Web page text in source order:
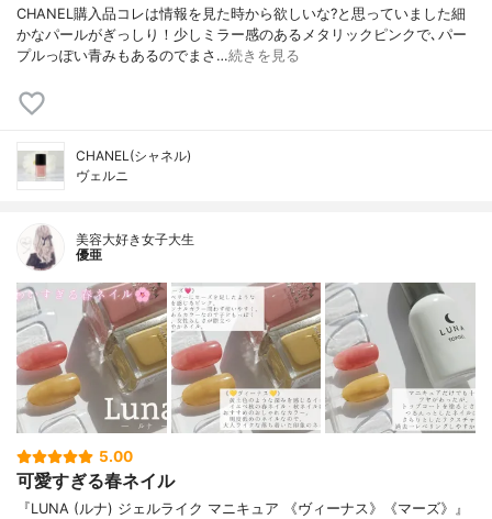
CHANEL購入品コレは情報を見た時から欲しいな?と思っていました細
かなパールがぎっしり！少しミラー感のあるメタリックピンクで､パー
プルっぽい青みもあるのでまさ…続きを見る
CHANEL(シャネル)
ヴェルニ
美容大好き女子大生
優亜
5.00
可愛すぎる春ネイル
『LUNA (ルナ) ジェルライク マニキュア 《ヴィーナス》《マーズ》』